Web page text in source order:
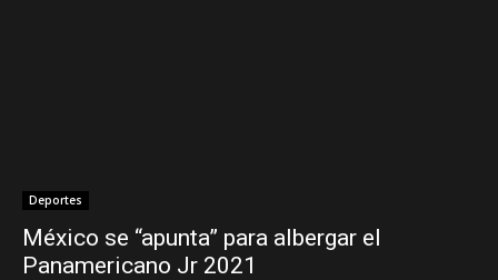
Deportes
México se “apunta” para albergar el
Panamericano Jr 2021